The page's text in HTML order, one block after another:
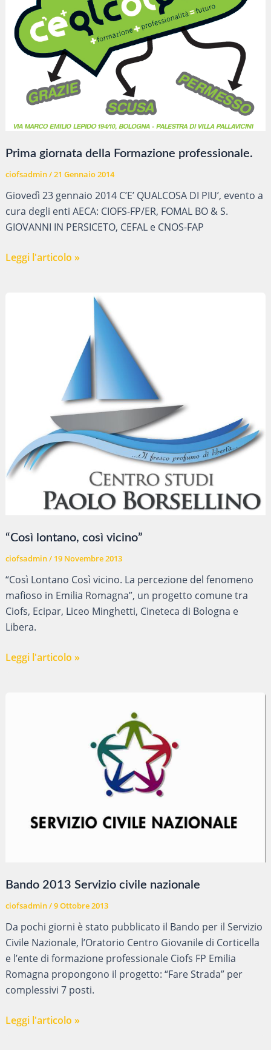
Prima giornata della Formazione professionale.
ciofsadmin/21 Gennaio 2014
Giovedì 23 gennaio 2014 C’E’ QUALCOSA DI PIU’, evento a
cura degli enti AECA: CIOFS-FP/ER, FOMAL BO & S.
GIOVANNI IN PERSICETO, CEFAL e CNOS-FAP
Prima
Leggi l'articolo »
“Così lontano, così vicino”
ciofsadmin/ 19 Novembre 2013
“Così Lontano Così vicino. La percezione del fenomeno
mafioso in Emilia Romagna”, un progetto comune tra
Ciofs, Ecipar, Liceo Minghetti, Cineteca di Bologna e
Libera.
“Così
Leggi l'articolo »
Bando 2013 Servizio civile nazionale
ciofsadmin/9 Ottobre 2013
Da pochi giorni è stato pubblicato il Bando per il Servizio
Civile Nazionale, l’Oratorio Centro Giovanile di Corticella
e l’ente di formazione professionale Ciofs FP Emilia
Romagna propongono il progetto: “Fare Strada” per
complessivi 7 posti.
Bando
Leggi l'articolo »